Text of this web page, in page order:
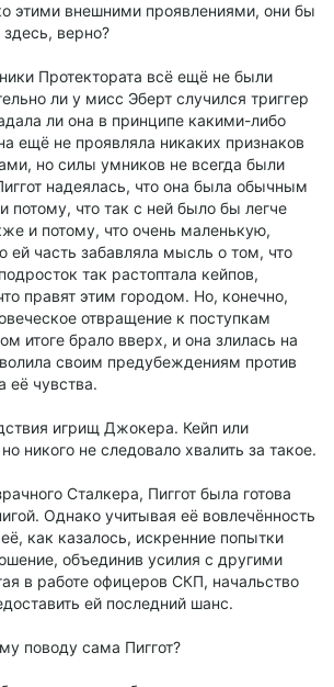
этими внешними проявлениями, они бы
верно?
Протектората всё ещё не были
ли у мисс Эберт случился триггер
ли она в принципе какими-либо
ещё не проявляла никаких признаков
но силы умников не всегда были
надеялась, что она была обычным
потому, что так с ней было бы легче
и потому, что очень маленькую,
ей часть забавляла мысль о том, что
так растоптала кейпов,
правят этим городом. Но, конечно,
отвращение к поступкам
итоге брало вверх, и она злилась на
своим предубеждениям против
её чувства.
игрищ Джокера. Кейп или
никого не следовало хвалить за такое.
Сталкера, Пиггот была готова
Однако учитывая её вовлечённость
как казалось, искренние попытки
объединив усилия с другими
в работе офицеров СКП, начальство
ей последний шанс.
поводу сама Пиггот?